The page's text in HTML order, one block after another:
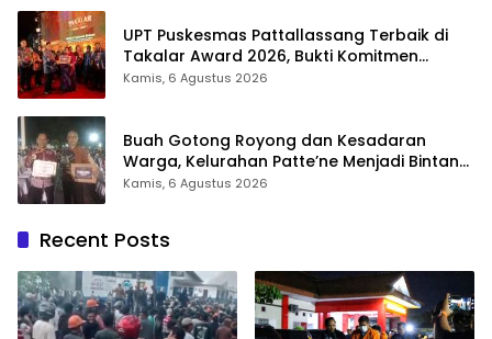
UPT Puskesmas Pattallassang Terbaik di
Takalar Award 2026, Bukti Komitmen
Hadirkan Pelayanan Kesehatan Berkualitas
Kamis, 6 Agustus 2026
Buah Gotong Royong dan Kesadaran
Warga, Kelurahan Patte’ne Menjadi Bintang
Takalar Award 2026
Kamis, 6 Agustus 2026
Recent Posts